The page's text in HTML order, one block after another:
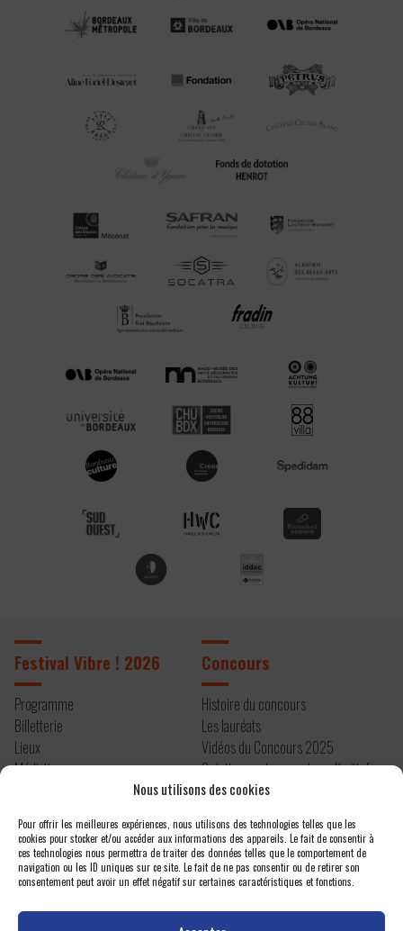
Nous utilisons des cookies
Pour offrir les meilleures expériences, nous utilisons des technologies telles que les
cookies pour stocker et/ou accéder aux informations des appareils. Le fait de consentir à
ces technologies nous permettra de traiter des données telles que le comportement de
navigation ou les ID uniques sur ce site. Le fait de ne pas consentir ou de retirer son
consentement peut avoir un effet négatif sur certaines caractéristiques et fonctions.
Festival Vibre ! 2026
Programme
Billetterie
Lieux
Médiation
Concours
Histoire du concours
Les lauréats
Vidéos du Concours 2025
Création contemporaine – Kryštof
Mařatka
À propos
Actualités
Contact
Espace presse